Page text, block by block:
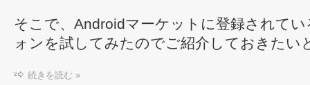
そこで、Androidマーケットに登録されて
ォンを試してみたのでご紹介しておきたい
続きを読む »